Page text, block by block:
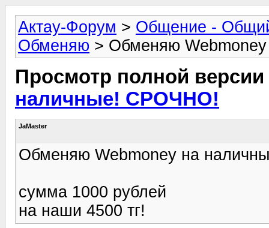
Актау-Форум > Общение -
Обменяю > Обменяю
Просмотр полной
наличные! СРОЧНО!
JaMaster
Обменяю Webmoney на
сумма 1000 рублей
на наши 4500 тг!